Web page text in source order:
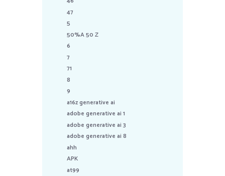
47
5
50%A 50 Z
6
7
71
8
9
a16z generative ai
adobe generative ai 1
adobe generative ai 3
adobe generative ai 8
ahh
APK
at99